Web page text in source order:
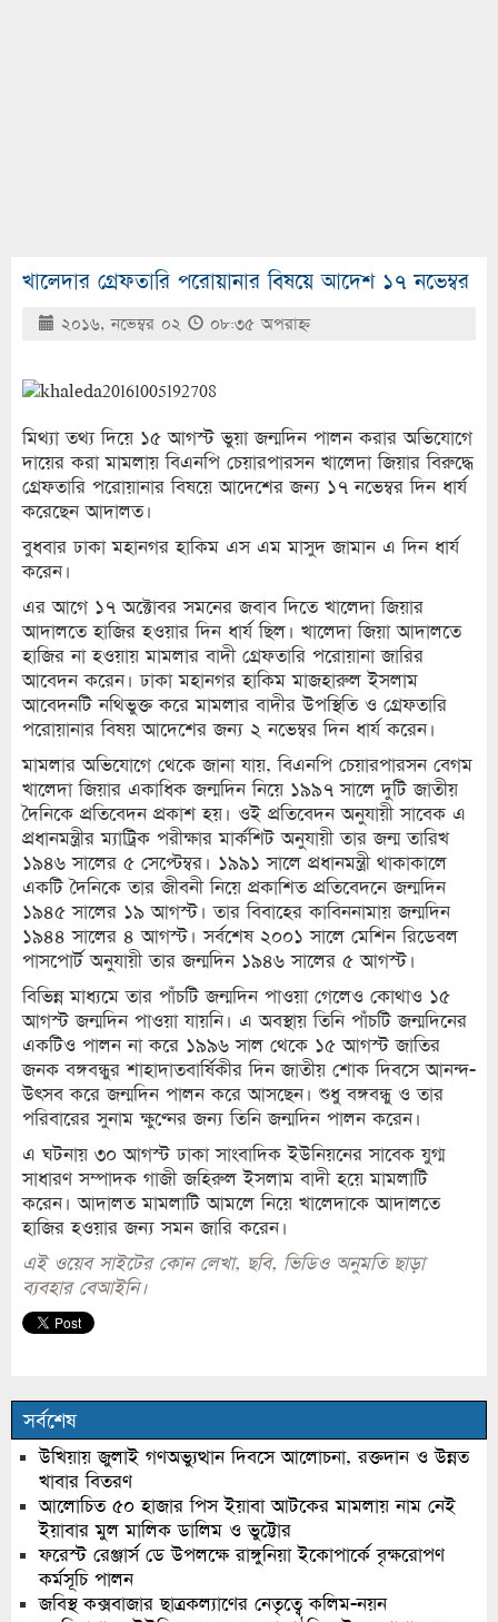
খালেদার গ্রেফতারি পরোয়ানার বিষয়ে আদেশ ১৭ নভেম্বর
২০১৬, নভেম্বর ০২ ০৮:৩৫ অপরাহ্ণ
মিথ্যা তথ্য দিয়ে ১৫ আগস্ট ভুয়া জন্মদিন পালন করার অভিযোগে
দায়ের করা মামলায় বিএনপি চেয়ারপারসন খালেদা জিয়ার বিরুদ্ধে
গ্রেফতারি পরোয়ানার বিষয়ে আদেশের জন্য ১৭ নভেম্বর দিন ধার্য
করেছেন আদালত।
বুধবার ঢাকা মহানগর হাকিম এস এম মাসুদ জামান এ দিন ধার্য
করেন।
এর আগে ১৭ অক্টোবর সমনের জবাব দিতে খালেদা জিয়ার
আদালতে হাজির হওয়ার দিন ধার্য ছিল। খালেদা জিয়া আদালতে
হাজির না হওয়ায় মামলার বাদী গ্রেফতারি পরোয়ানা জারির
আবেদন করেন। ঢাকা মহানগর হাকিম মাজহারুল ইসলাম
আবেদনটি নথিভুক্ত করে মামলার বাদীর উপস্থিতি ও গ্রেফতারি
পরোয়ানার বিষয় আদেশের জন্য ২ নভেম্বর দিন ধার্য করেন।
মামলার অভিযোগে থেকে জানা যায়, বিএনপি চেয়ারপারসন বেগম
খালেদা জিয়ার একাধিক জন্মদিন নিয়ে ১৯৯৭ সালে দুটি জাতীয়
দৈনিকে প্রতিবেদন প্রকাশ হয়। ওই প্রতিবেদন অনুযায়ী সাবেক এ
প্রধানমন্ত্রীর ম্যাট্রিক পরীক্ষার মার্কশিট অনুযায়ী তার জন্ম তারিখ
১৯৪৬ সালের ৫ সেপ্টেম্বর। ১৯৯১ সালে প্রধানমন্ত্রী থাকাকালে
একটি দৈনিকে তার জীবনী নিয়ে প্রকাশিত প্রতিবেদনে জন্মদিন
১৯৪৫ সালের ১৯ আগস্ট। তার বিবাহের কাবিননামায় জন্মদিন
১৯৪৪ সালের ৪ আগস্ট। সর্বশেষ ২০০১ সালে মেশিন রিডেবল
পাসপোর্ট অনুযায়ী তার জন্মদিন ১৯৪৬ সালের ৫ আগস্ট।
বিভিন্ন মাধ্যমে তার পাঁচটি জন্মদিন পাওয়া গেলেও কোথাও ১৫
আগস্ট জন্মদিন পাওয়া যায়নি। এ অবস্থায় তিনি পাঁচটি জন্মদিনের
একটিও পালন না করে ১৯৯৬ সাল থেকে ১৫ আগস্ট জাতির
জনক বঙ্গবন্ধুর শাহাদাতবার্ষিকীর দিন জাতীয় শোক দিবসে আনন্দ-
উৎসব করে জন্মদিন পালন করে আসছেন। শুধু বঙ্গবন্ধু ও তার
পরিবারের সুনাম ক্ষুণ্নের জন্য তিনি জন্মদিন পালন করেন।
এ ঘটনায় ৩০ আগস্ট ঢাকা সাংবাদিক ইউনিয়নের সাবেক যুগ্ম
সাধারণ সম্পাদক গাজী জহিরুল ইসলাম বাদী হয়ে মামলাটি
করেন। আদালত মামলাটি আমলে নিয়ে খালেদাকে আদালতে
হাজির হওয়ার জন্য সমন জারি করেন।
এই ওয়েব সাইটের কোন লেখা, ছবি, ভিডিও অনুমতি ছাড়া
ব্যবহার বেআইনি।
সর্বশেষ
উখিয়ায় জুলাই গণঅভ্যুত্থান দিবসে আলোচনা, রক্তদান ও উন্নত
খাবার বিতরণ
আলোচিত ৫০ হাজার পিস ইয়াবা আটকের মামলায় নাম নেই
ইয়াবার মুল মালিক ডালিম ও ভুট্টোর
ফরেস্ট রেঞ্জার্স ডে উপলক্ষে রাঙ্গুনিয়া ইকোপার্কে বৃক্ষরোপণ
কর্মসূচি পালন
জবিস্থ কক্সবাজার ছাত্রকল্যাণের নেতৃত্বে কলিম-নয়ন